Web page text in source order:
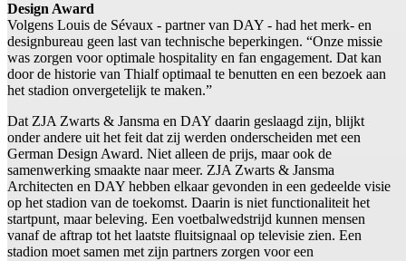
Design Award
Volgens Louis de Sévaux - partner van DAY - had het merk- en
designbureau geen last van technische beperkingen. “Onze missie
was zorgen voor optimale hospitality en fan engagement. Dat kan
door de historie van Thialf optimaal te benutten en een bezoek aan
het stadion onvergetelijk te maken.”
Dat ZJA Zwarts & Jansma en DAY daarin geslaagd zijn, blijkt
onder andere uit het feit dat zij werden onderscheiden met een
German Design Award. Niet alleen de prijs, maar ook de
samenwerking smaakte naar meer. ZJA Zwarts & Jansma
Architecten en DAY hebben elkaar gevonden in een gedeelde visie
op het stadion van de toekomst. Daarin is niet functionaliteit het
startpunt, maar beleving. Een voetbalwedstrijd kunnen mensen
vanaf de aftrap tot het laatste fluitsignaal op televisie zien. Een
stadion moet samen met zijn partners zorgen voor een